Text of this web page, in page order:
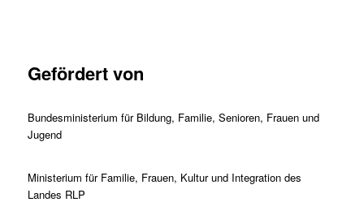
Gefördert von
Bundesministerium für Bildung, Familie, Senioren, Frauen und
Jugend
Ministerium für Familie, Frauen, Kultur und Integration des
Landes RLP